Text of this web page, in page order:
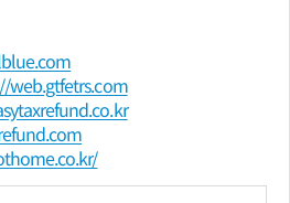
web.gtfetrs.com